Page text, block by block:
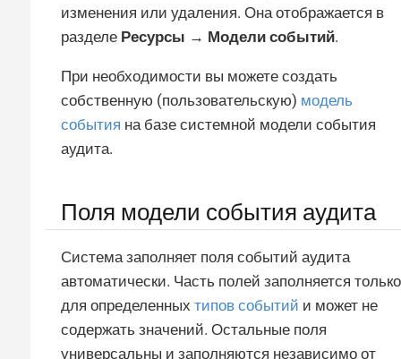
изменения или удаления. Она отображается в
разделе Ресурсы → Модели событий.
При необходимости вы можете создать
собственную (пользовательскую) модель
события на базе системной модели события
аудита.
Поля модели события аудита
Система заполняет поля событий аудита
автоматически. Часть полей заполняется только
для определенных типов событий и может не
содержать значений. Остальные поля
универсальны и заполняются независимо от